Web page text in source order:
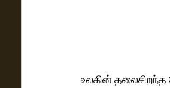
உலகின் தலைசிறந்த